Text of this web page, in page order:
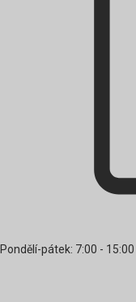
Pondělí-pátek: 7:00 - 15:00